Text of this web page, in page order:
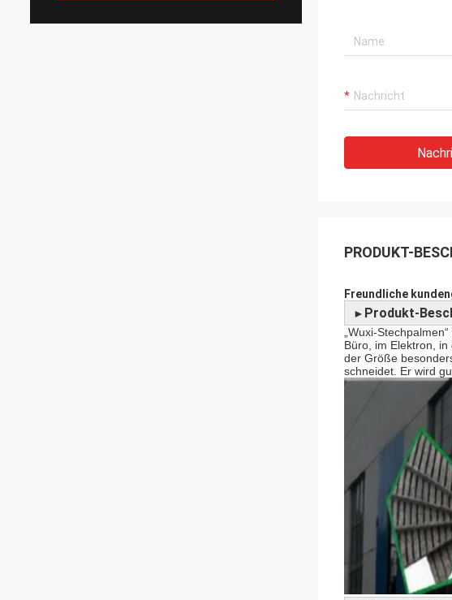
PRODUKT-
Freundliche
► Produkt-
„Wuxi-
Büro, im Elektron,
der Größe
schneidet. Er wird